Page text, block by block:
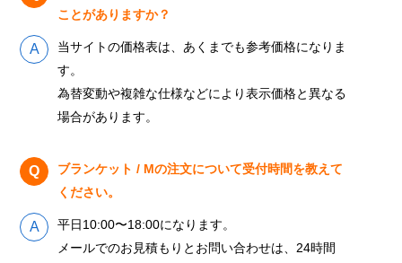
ことがありますか？
当サイトの価格表は、あくまでも参考価格になりま
す。
為替変動や複雑な仕様などにより表示価格と異なる
場合があります。
ブランケット / Mの注文について受付時間を教えて
ください。
平日10:00〜18:00になります。
メールでのお見積もりとお問い合わせは、24時間